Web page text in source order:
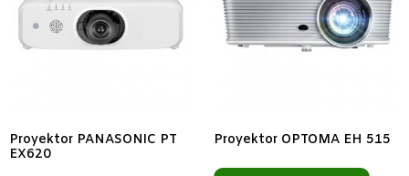
Proyektor PANASONIC PT
EX620
Proyektor OPTOMA EH 515